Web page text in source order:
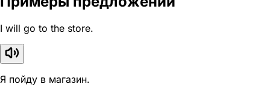
I will go to the store.
Я пойду в магазин.